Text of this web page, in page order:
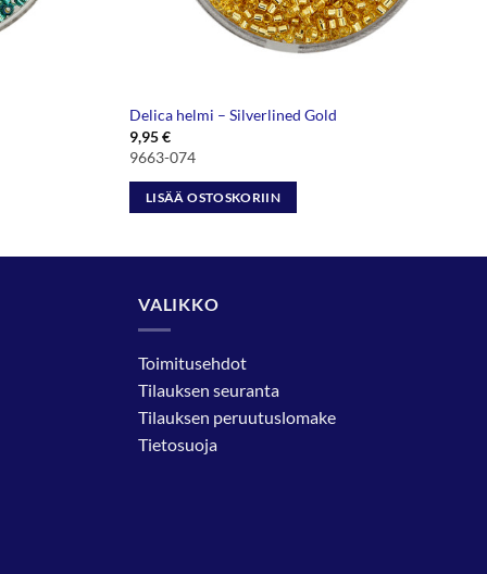
Delica helmi – Silverlined Gold
9,95€
9663-074
LISÄÄ OSTOSKORIIN
VALIKKO
Toimitusehdot
Tilauksen seuranta
Tilauksen peruutuslomake
Tietosuoja